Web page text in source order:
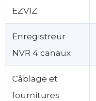
EZVIZ
Enregistreur
NVR 4 canaux
Câblage et
fournitures